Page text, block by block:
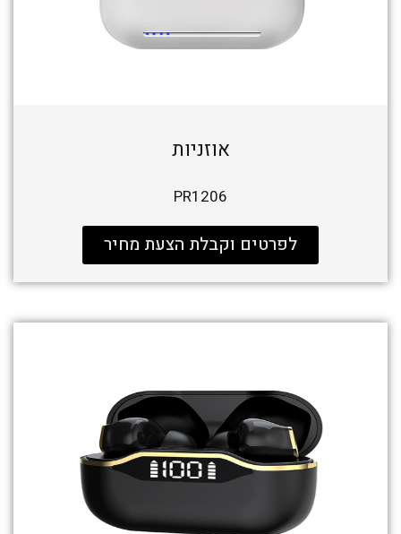
אוזניות
PR1206
לפרטים וקבלת הצעת מחיר